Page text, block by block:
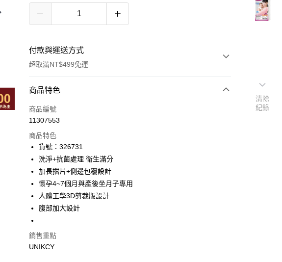
付款與運送方式
超取滿NT$499免運
付款方式
icash Pay
超商取貨付款
LINE Pay
Apple Pay
街口支付
Google Pay
商品特色
商品編號
11307553
商品特色
貨號：326731
洗淨+抗菌處理 衛生滿分
加長擋片+側邊包覆設計
懷孕4~7個月與產後坐月子專用
人體工學3D剪裁版設計
腹部加大設計
銷售重點
UNIKCY
清除
紀錄